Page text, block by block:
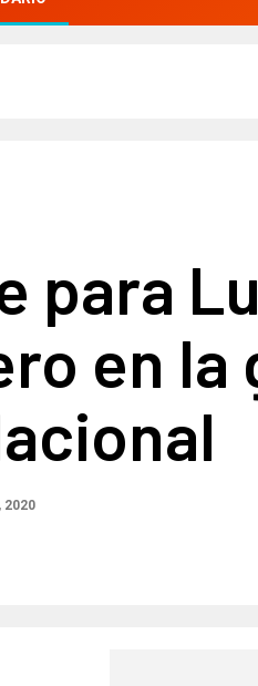
para
en la
2020